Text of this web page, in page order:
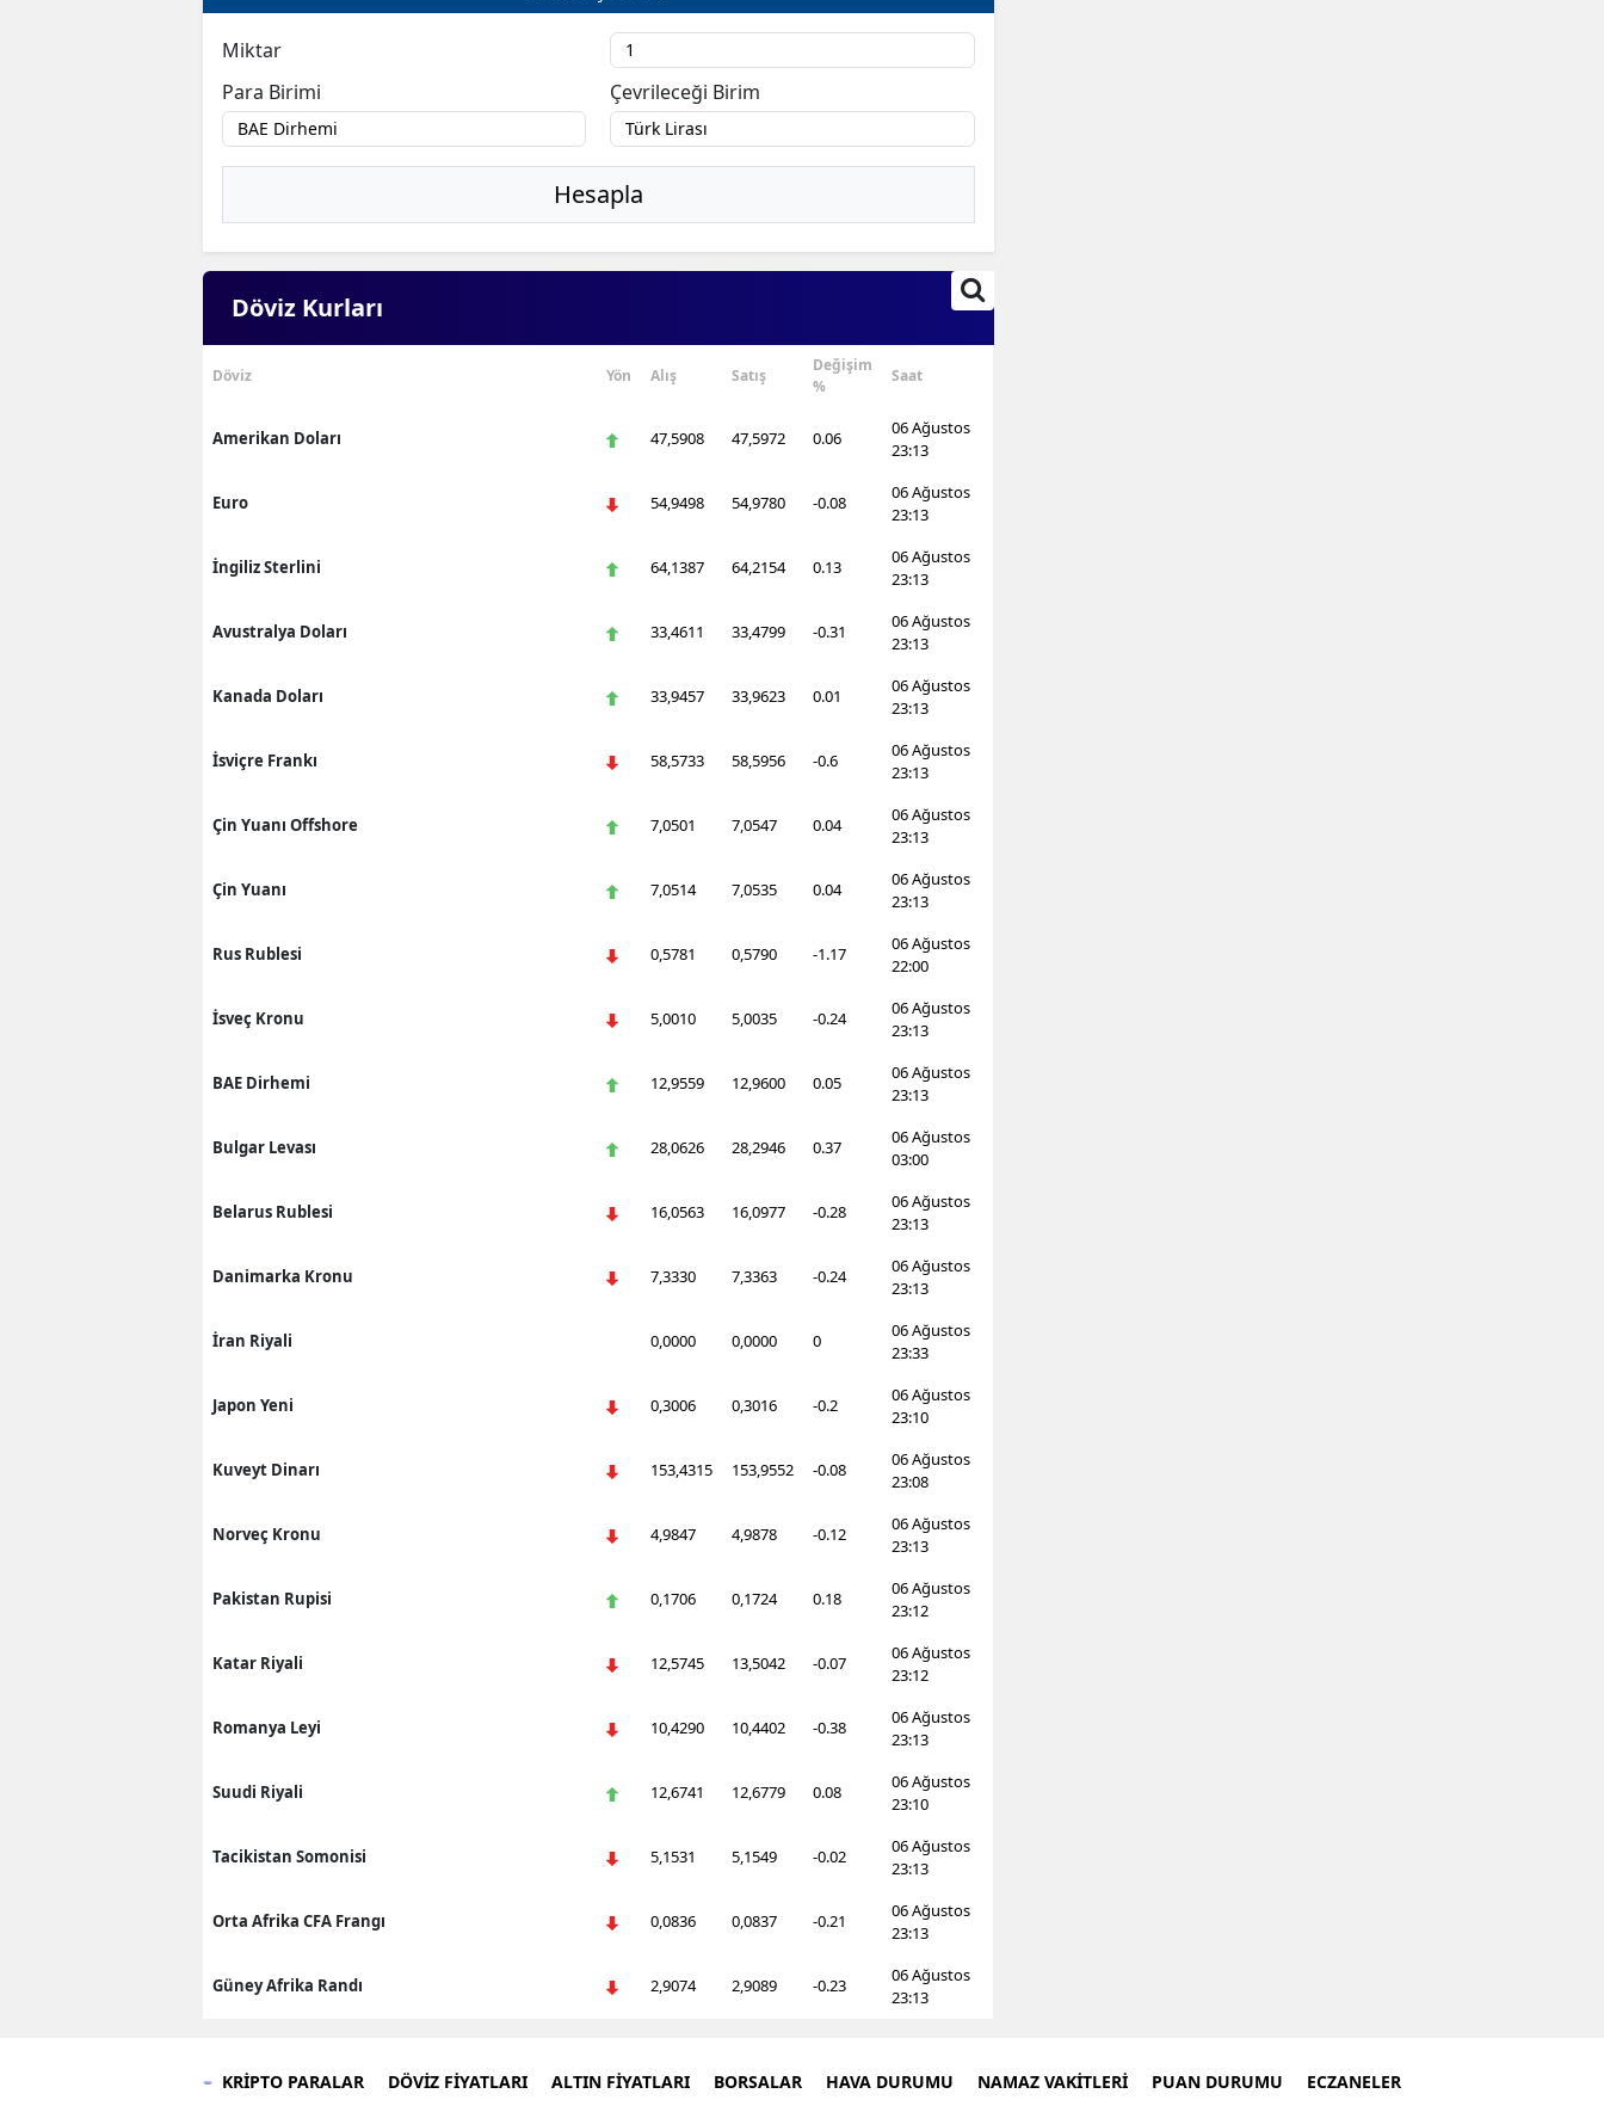
Miktar
Para Birimi
Çevrileceği Birim
Hesapla
Döviz Kurları
Döviz Yön Alış Satış
Değişim
%
Saat
Amerikan Doları 47,5908 47,5972 0.06
06 Ağustos
23:13
Euro 54,9498 54,9780 -0.08
06 Ağustos
23:13
İngiliz Sterlini 64,1387 64,2154 0.13
06 Ağustos
23:13
Avustralya Doları 33,4611 33,4799 -0.31
06 Ağustos
23:13
Kanada Doları 33,9457 33,9623 0.01
06 Ağustos
23:13
İsviçre Frankı 58,5733 58,5956 -0.6
06 Ağustos
23:13
Çin Yuanı Offshore 7,0501 7,0547 0.04
06 Ağustos
23:13
Çin Yuanı 7,0514 7,0535 0.04
06 Ağustos
23:13
Rus Rublesi 0,5781 0,5790 -1.17
06 Ağustos
22:00
İsveç Kronu 5,0010 5,0035 -0.24
06 Ağustos
23:13
BAE Dirhemi 12,9559 12,9600 0.05
06 Ağustos
23:13
Bulgar Levası 28,0626 28,2946 0.37
06 Ağustos
03:00
Belarus Rublesi 16,0563 16,0977 -0.28
06 Ağustos
23:13
Danimarka Kronu 7,3330 7,3363 -0.24
06 Ağustos
23:13
İran Riyali 0,0000 0,0000 0
06 Ağustos
23:33
Japon Yeni 0,3006 0,3016 -0.2
06 Ağustos
23:10
Kuveyt Dinarı 153,4315 153,9552 -0.08
06 Ağustos
23:08
Norveç Kronu 4,9847 4,9878 -0.12
06 Ağustos
23:13
Pakistan Rupisi 0,1706 0,1724 0.18
06 Ağustos
23:12
Katar Riyali 12,5745 13,5042 -0.07
06 Ağustos
23:12
Romanya Leyi 10,4290 10,4402 -0.38
06 Ağustos
23:13
Suudi Riyali 12,6741 12,6779 0.08
06 Ağustos
23:10
Tacikistan Somonisi 5,1531 5,1549 -0.02
06 Ağustos
23:13
Orta Afrika CFA Frangı 0,0836 0,0837 -0.21
06 Ağustos
23:13
Güney Afrika Randı 2,9074 2,9089 -0.23
06 Ağustos
23:13
KRİPTO PARALAR DÖVİZ FİYATLARI ALTIN FİYATLARI BORSALAR HAVA DURUMU NAMAZ VAKİTLERİ PUAN DURUMU ECZANELER